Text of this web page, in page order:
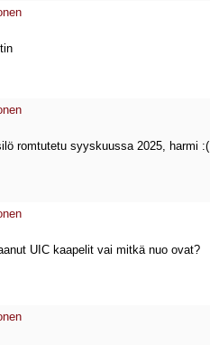
romtutetu syyskuussa 2025, harmi :(
UIC kaapelit vai mitkä nuo ovat?